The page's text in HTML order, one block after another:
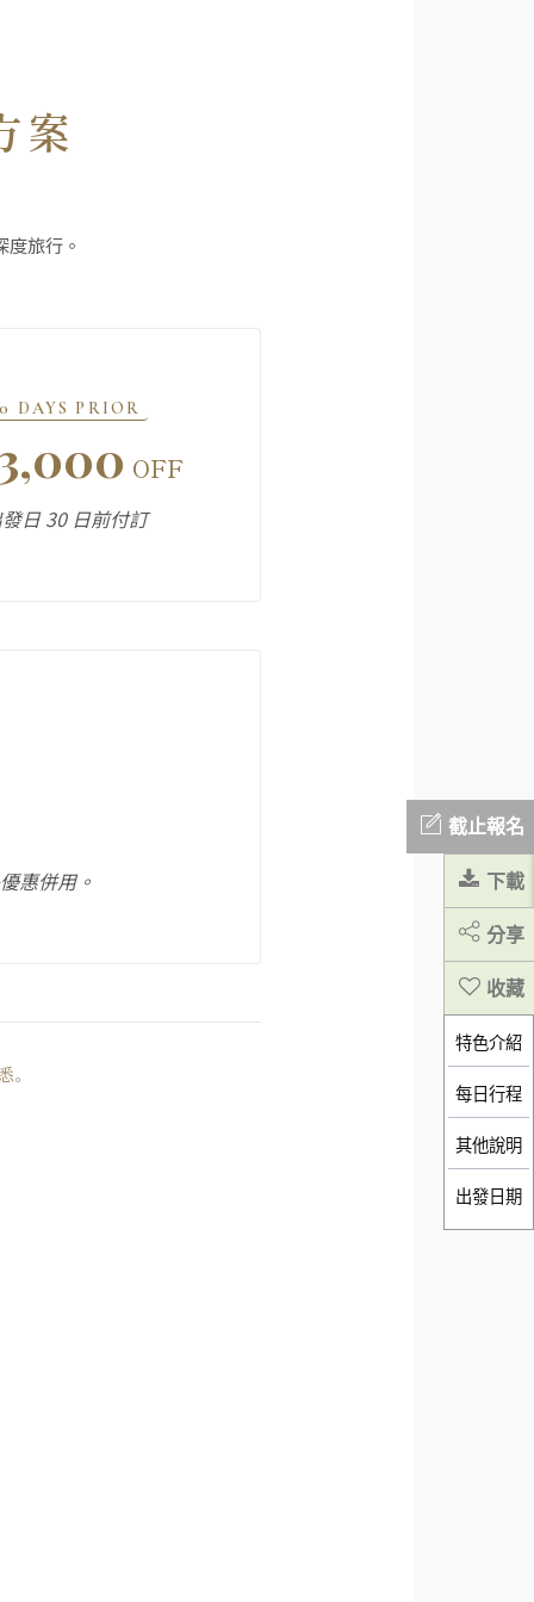
截止報名
下載
分享
特色介紹
每日行程
其他說明
出發日期
案
旅行。
DAYS PRIOR
OFF
日 30 日前付訂
惠併用。